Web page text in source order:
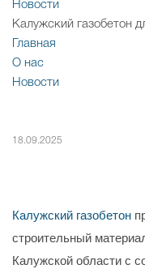
Новости
Калужский газобетон
Главная
О нас
Новости
18.09.2025
Калужский газобетон
строительный
Калужской области с